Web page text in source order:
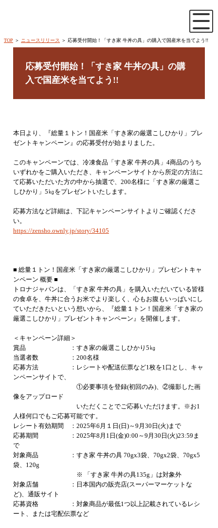
TOP ＞ ニュースリリース ＞ 応募受付開始！「すき家 牛丼の具」の購入で国産米を当てよう!!
応募受付開始！「すき家 牛丼の具」の購
入で国産米を当てよう!!
本日より、『総量１トン！国産米「すき家の厳選こしひかり」プレ
ゼントキャンペーン』の応募受付が始まりました。
このキャンペーンでは、冷凍食品「すき家 牛丼の具」4商品のうち
いずれかをご購入いただき、キャンペーンサイトから所定の方法に
て応募いただいた方の中から抽選で、200名様に「すき家の厳選こ
しひかり」5㎏をプレゼントいたします。
応募方法など詳細は、下記キャンペーンサイトよりご確認くださ
い。
https://zensho.ownly.jp/story/34105
■ 総量１トン！国産米「すき家の厳選こしひかり」プレゼントキャ
ンペーン 概要 ■
トロナジャパンは、「すき家 牛丼の具」を購入いただいている皆様
の食卓を、牛丼に合うお米でより楽しく、心もお腹もいっぱいにし
ていただきたいという想いから、『総量１トン！国産米「すき家の
厳選こしひかり」プレゼントキャンペーン』を開催します。
＜キャンペーン詳細＞
賞品 ：すき家の厳選こしひかり5㎏
当選者数 ：200名様
応募方法 ：レシートや配送伝票など1枚を1口とし、キャ
ンペーンサイトで、
①必要事項を登録(初回のみ)、②撮影した画
像をアップロード
いただくことでご応募いただけます。※お1
人様何口でもご応募可能です。
レシート有効期間 ：2025年6月１日(日)～9月30日(火)まで
応募期間 ：2025年8月1日(金)0:00～9月30日(火)23:59ま
で
対象商品 ：すき家 牛丼の具 70gx3袋、70gx2袋、70gx5
袋、120g
※ 「すき家 牛丼の具135g」は対象外
対象店舗 ：日本国内の販売店(スーパーマーケットな
ど)、通販サイト
応募資格 ：対象商品が最低1つ以上記載されているレシ
ート、または宅配伝票など